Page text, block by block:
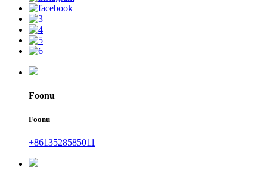
Foonu
Foonu
+8613528585011